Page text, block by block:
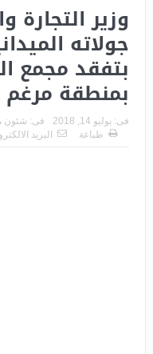
وزير التجارة
جولاته
بتفقد مجمع
بمنطقة مرغم
فى: يوليو 14, 2018 فى: شئون
طباعة
البريد